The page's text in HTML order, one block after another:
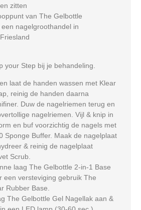
zitten
van The Gelbottle
nagelgroothandel in
your Step bij je behandeling.
laat de handen wassen met Klear
reinig de handen daarna
Duw de nagelriemen terug en
nagelriemen. Vijl & knip in
en buf voorzichtig de nagels met
Sponge Buffer. Maak de nagelplaat
& reinig de nagelplaat
Scrub.
laag The Gelbottle 2-in-1 Base
een versteviging gebruik The
Rubber Base.
The Gelbottle Gel Nagellak aan &